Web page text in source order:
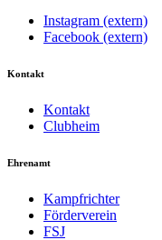
Instagram (extern)
Facebook (extern)
Kontakt
Kontakt
Clubheim
Ehrenamt
Kampfrichter
Förderverein
FSJ